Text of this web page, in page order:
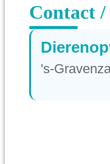
Contact /
's-